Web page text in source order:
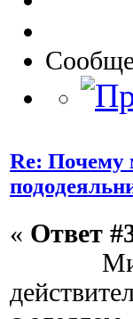
Re: Почему
« Ответ
Милое